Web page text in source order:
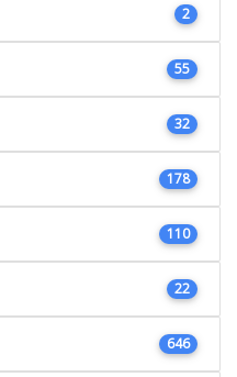
2
55
32
178
110
22
646